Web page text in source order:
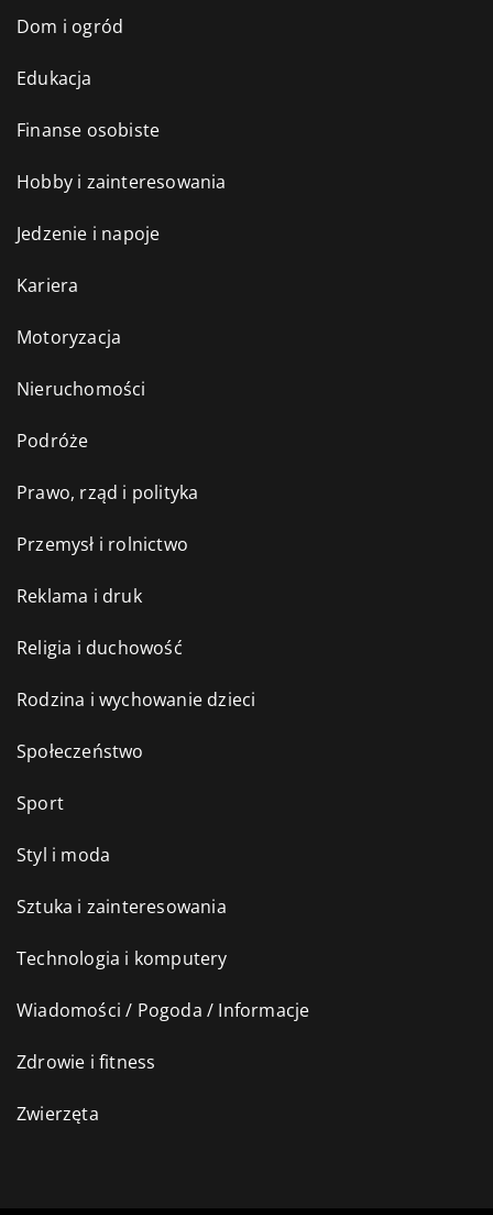
Dom i ogród
Edukacja
Finanse osobiste
Hobby i zainteresowania
Jedzenie i napoje
Kariera
Motoryzacja
Nieruchomości
Podróże
Prawo, rząd i polityka
Przemysł i rolnictwo
Reklama i druk
Religia i duchowość
Rodzina i wychowanie dzieci
Społeczeństwo
Sport
Styl i moda
Sztuka i zainteresowania
Technologia i komputery
Wiadomości / Pogoda / Informacje
Zdrowie i fitness
Zwierzęta